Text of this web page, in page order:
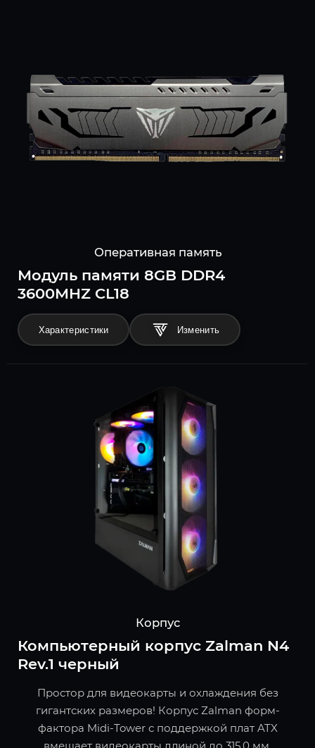
Оперативная память
Модуль памяти 8GB DDR4
3600MHZ CL18
Характеристики
Корпус
Компьютерный корпус Zalman N4
Rev.1 черный
Простор для видеокарты и охлаждения без
гигантских размеров! Корпус Zalman форм-
фактора Midi-Tower с поддержкой плат ATX